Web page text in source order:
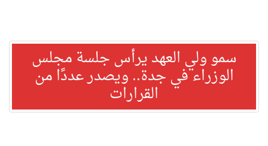
سمو ولي العهد يرأس جلسة مجلس
الوزراء في جدة.. ويصدر عددًا من
القرارات